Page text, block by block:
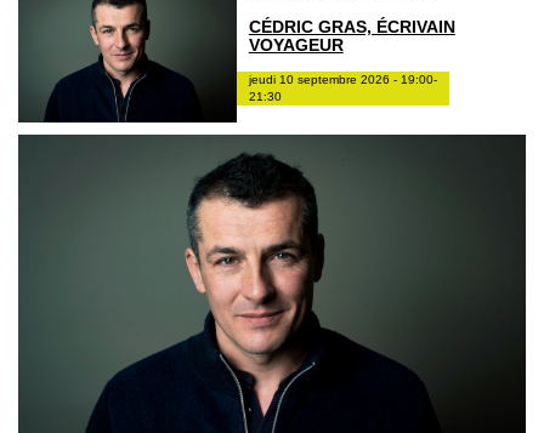
CÉDRIC GRAS, ÉCRIVAIN
VOYAGEUR
jeudi 10 septembre 2026 - 19:00-
21:30